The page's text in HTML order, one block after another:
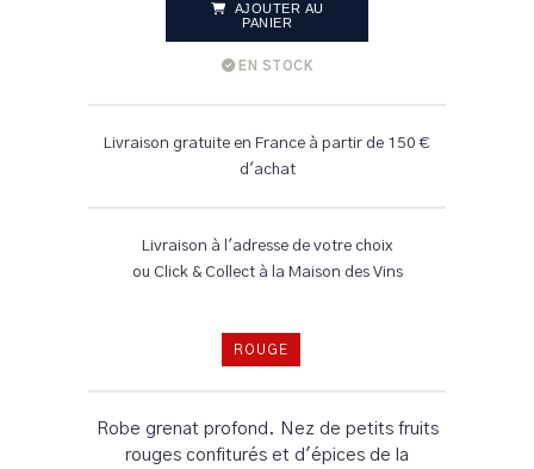
AJOUTER AU
PANIER
EN STOCK
Livraison gratuite en France à partir de 150 €
d'achat
Livraison à l'adresse de votre choix
ou Click & Collect à la Maison des Vins
ROUGE
Robe grenat profond. Nez de petits fruits
rouges confiturés et d'épices de la